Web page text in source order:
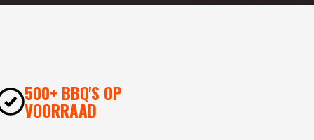
500+ BBQ'S OP
VOORRAAD